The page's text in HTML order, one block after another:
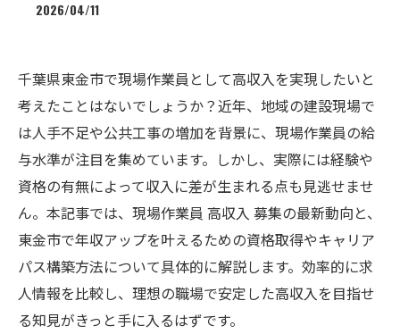
2026/04/11
千葉県東金市で現場作業員として高収入を実現したいと
考えたことはないでしょうか？近年、地域の建設現場で
は人手不足や公共工事の増加を背景に、現場作業員の給
与水準が注目を集めています。しかし、実際には経験や
資格の有無によって収入に差が生まれる点も見逃せませ
ん。本記事では、現場作業員 高収入 募集の最新動向と、
東金市で年収アップを叶えるための資格取得やキャリア
パス構築方法について具体的に解説します。効率的に求
人情報を比較し、理想の職場で安定した高収入を目指せ
る知見がきっと手に入るはずです。